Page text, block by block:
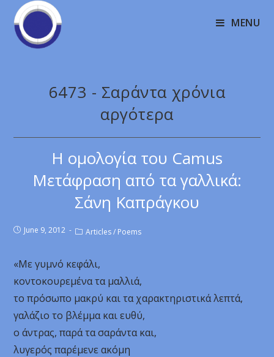
MENU
6473 - Σαράντα χρόνια
αργότερα
Η ομολογία του Camus
Μετάφραση από τα γαλλικά:
Σάνη Καπράγκου
June 9, 2012 Articles / Poems
«Με γυμνό κεφάλι,
κοντοκουρεμένα τα μαλλιά,
το πρόσωπο μακρύ και τα χαρακτηριστικά λεπτά,
γαλάζιο το βλέμμα και ευθύ,
ο άντρας, παρά τα σαράντα και,
λυγερός παρέμενε ακόμη